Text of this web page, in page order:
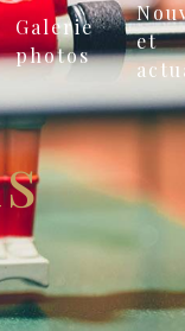
Galerie
photos
et